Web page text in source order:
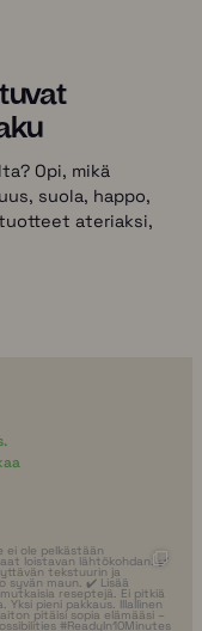
Opi, mikä
suola, happo,
ateriaksi,